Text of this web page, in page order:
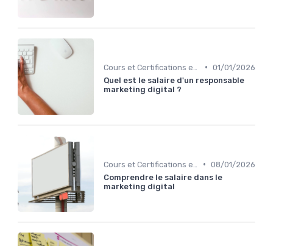
• 01/01/2026
Quel est le salaire d'un responsable
marketing digital ?
• 08/01/2026
Comprendre le salaire dans le
marketing digital